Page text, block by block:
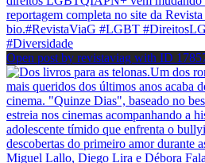
Open post by revistaviag with ID